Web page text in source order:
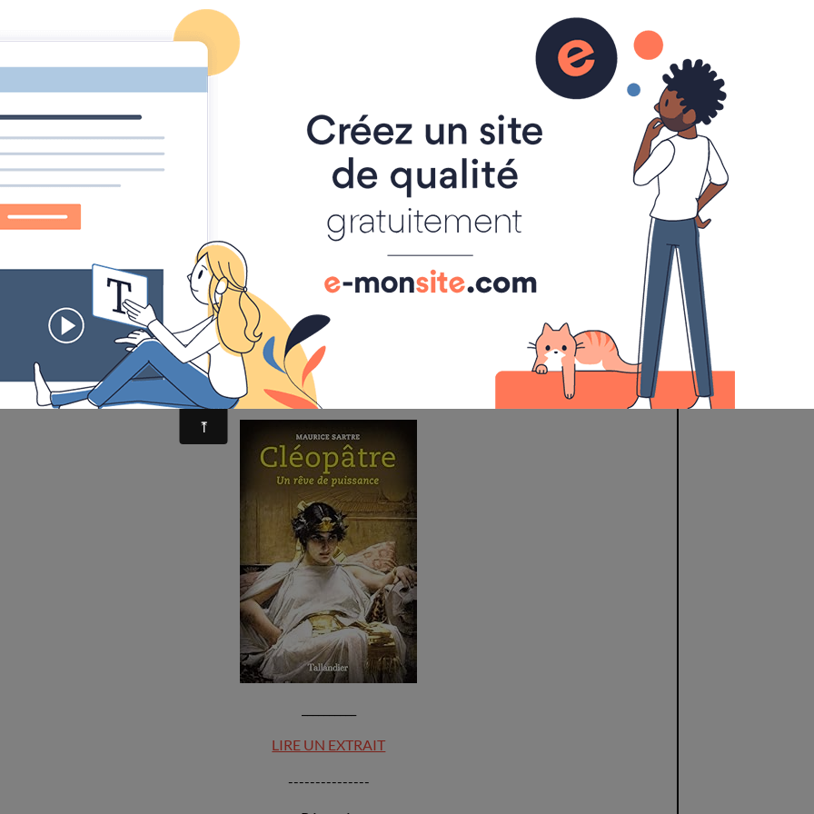
LITTÉRAIRE LA PLUME ET L'ENCRIER
BOUDOIR
INTERNATIONAL
BOUDOIR LITTÉRAIRE
LIBRAIRIES
0
Maurice Sartre Cléopâtre un monde de puissance
Maurice Sartre Cléopâtre un monde de
puissance
LIRE UN EXTRAIT
---------------